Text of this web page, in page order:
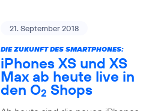
21. September 2018
DIE ZUKUNFT DES SMARTPHONES:
iPhones XS und XS
Max ab heute live in
den O2 Shops